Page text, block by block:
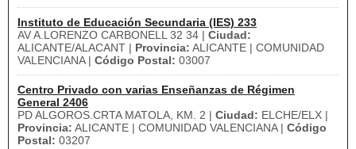
Instituto de Educación Secundaria (IES) 233
AV A.LORENZO CARBONELL 32 34 | Ciudad:
ALICANTE/ALACANT | Provincia: ALICANTE | COMUNIDAD
VALENCIANA | Código Postal: 03007
Centro Privado con varias Enseñanzas de Régimen
General 2406
PD ALGOROS.CRTA MATOLA, KM. 2 | Ciudad: ELCHE/ELX |
Provincia: ALICANTE | COMUNIDAD VALENCIANA | Código
Postal: 03207